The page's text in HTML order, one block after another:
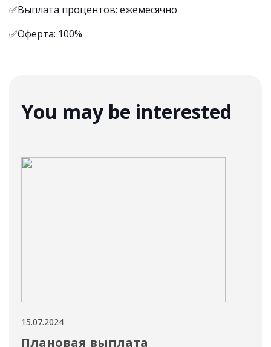
✅Выплата процентов: ежемесячно
✅Оферта: 100%
You may be interested
15.07.2024
Плановая выплата